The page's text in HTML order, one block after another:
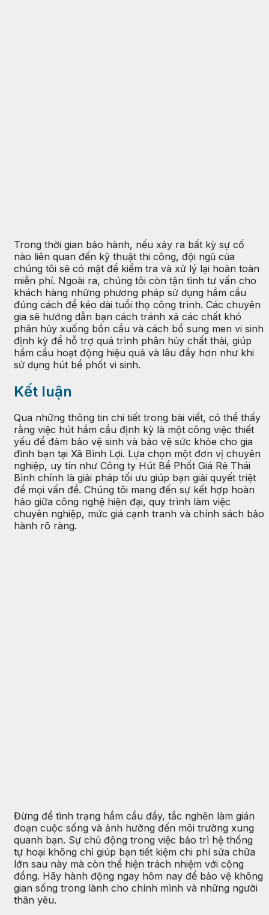
Trong thời gian bảo hành, nếu xảy ra bất kỳ sự cố
nào liên quan đến kỹ thuật thi công, đội ngũ của
chúng tôi sẽ có mặt để kiểm tra và xử lý lại hoàn toàn
miễn phí. Ngoài ra, chúng tôi còn tận tình tư vấn cho
khách hàng những phương pháp sử dụng hầm cầu
đúng cách để kéo dài tuổi thọ công trình. Các chuyên
gia sẽ hướng dẫn bạn cách tránh xả các chất khó
phân hủy xuống bồn cầu và cách bổ sung men vi sinh
định kỳ để hỗ trợ quá trình phân hủy chất thải, giúp
hầm cầu hoạt động hiệu quả và lâu đầy hơn như khi
sử dụng hút bể phốt vi sinh.
Kết luận
Qua những thông tin chi tiết trong bài viết, có thể thấy
rằng việc hút hầm cầu định kỳ là một công việc thiết
yếu để đảm bảo vệ sinh và bảo vệ sức khỏe cho gia
đình bạn tại Xã Bình Lợi. Lựa chọn một đơn vị chuyên
nghiệp, uy tín như Công ty Hút Bể Phốt Giá Rẻ Thái
Bình chính là giải pháp tối ưu giúp bạn giải quyết triệt
để mọi vấn đề. Chúng tôi mang đến sự kết hợp hoàn
hảo giữa công nghệ hiện đại, quy trình làm việc
chuyên nghiệp, mức giá cạnh tranh và chính sách bảo
hành rõ ràng.
Đừng để tình trạng hầm cầu đầy, tắc nghẽn làm gián
đoạn cuộc sống và ảnh hưởng đến môi trường xung
quanh bạn. Sự chủ động trong việc bảo trì hệ thống
tự hoại không chỉ giúp bạn tiết kiệm chi phí sửa chữa
lớn sau này mà còn thể hiện trách nhiệm với cộng
đồng. Hãy hành động ngay hôm nay để bảo vệ không
gian sống trong lành cho chính mình và những người
thân yêu.